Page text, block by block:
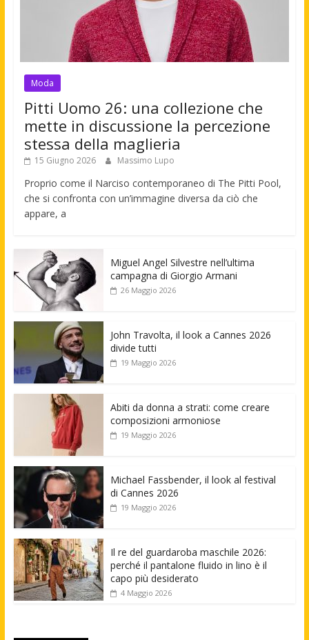
Moda
Pitti Uomo 26: una collezione che
mette in discussione la percezione
stessa della maglieria
15 Giugno 2026 Massimo Lupo
Proprio come il Narciso contemporaneo di The Pitti Pool,
che si confronta con un’immagine diversa da ciò che
appare, a
Miguel Angel Silvestre nell’ultima
campagna di Giorgio Armani
26 Maggio 2026
John Travolta, il look a Cannes 2026
divide tutti
19 Maggio 2026
Abiti da donna a strati: come creare
composizioni armoniose
19 Maggio 2026
Michael Fassbender, il look al festival
di Cannes 2026
19 Maggio 2026
Il re del guardaroba maschile 2026:
perché il pantalone fluido in lino è il
capo più desiderato
4 Maggio 2026